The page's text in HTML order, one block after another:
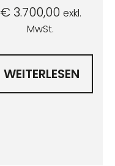
€3.700,00 exkl.
MwSt.
WEITERLESEN